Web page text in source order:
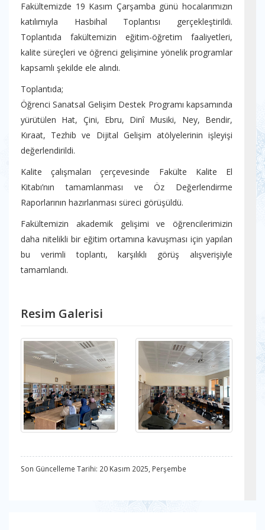
Fakültemizde 19 Kasım Çarşamba günü hocalarımızın
katılımıyla Hasbihal Toplantısı gerçekleştirildi.
Toplantıda fakültemizin eğitim-öğretim faaliyetleri,
kalite süreçleri ve öğrenci gelişimine yönelik programlar
kapsamlı şekilde ele alındı.
Toplantıda;
Öğrenci Sanatsal Gelişim Destek Programı kapsamında
yürütülen Hat, Çini, Ebru, Dinî Musiki, Ney, Bendir,
Kıraat, Tezhib ve Dijital Gelişim atölyelerinin işleyişi
değerlendirildi.
Kalite çalışmaları çerçevesinde Fakülte Kalite El
Kitabı’nın tamamlanması ve Öz Değerlendirme
Raporlarının hazırlanması süreci görüşüldü.
Fakültemizin akademik gelişimi ve öğrencilerimizin
daha nitelikli bir eğitim ortamına kavuşması için yapılan
bu verimli toplantı, karşılıklı görüş alışverişiyle
tamamlandı.
Resim Galerisi
Son Güncelleme Tarihi: 20 Kasım 2025, Perşembe